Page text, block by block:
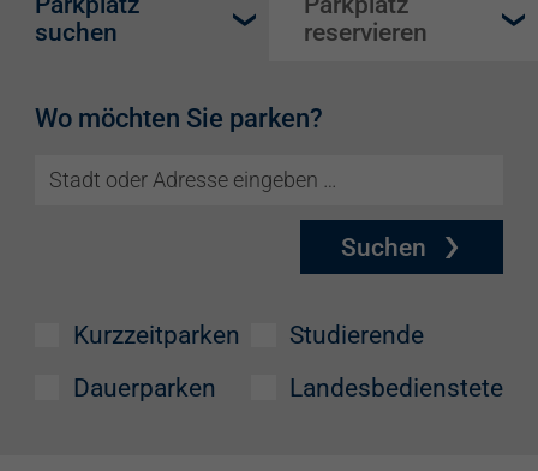
suchen
reservieren
Wo möchten Sie parken?
Suchen
Kurzzeitparken
Dauerparken
Studierende
Landesbedienstete